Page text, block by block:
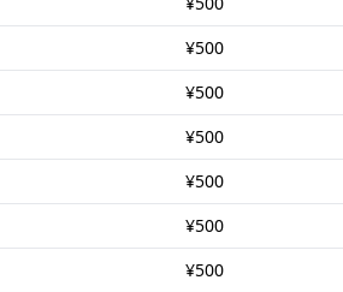
¥500
¥500
¥500
¥500
¥500
¥500